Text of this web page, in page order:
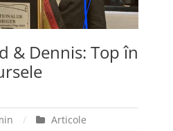
& Dennis: Top în
Articole